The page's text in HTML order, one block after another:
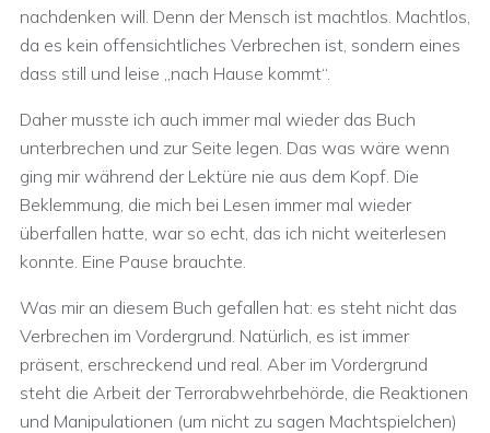
nachdenken will. Denn der Mensch ist machtlos. Machtlos,
da es kein offensichtliches Verbrechen ist, sondern eines
dass still und leise „nach Hause kommt“.
Daher musste ich auch immer mal wieder das Buch
unterbrechen und zur Seite legen. Das was wäre wenn
ging mir während der Lektüre nie aus dem Kopf. Die
Beklemmung, die mich bei Lesen immer mal wieder
überfallen hatte, war so echt, das ich nicht weiterlesen
konnte. Eine Pause brauchte.
Was mir an diesem Buch gefallen hat: es steht nicht das
Verbrechen im Vordergrund. Natürlich, es ist immer
präsent, erschreckend und real. Aber im Vordergrund
steht die Arbeit der Terrorabwehrbehörde, die Reaktionen
und Manipulationen (um nicht zu sagen Machtspielchen)